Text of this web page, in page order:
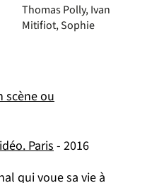
Thomas Polly, Ivan
Mitifiot, Sophie
scène ou
Paris- 2016
qui voue sa vie à